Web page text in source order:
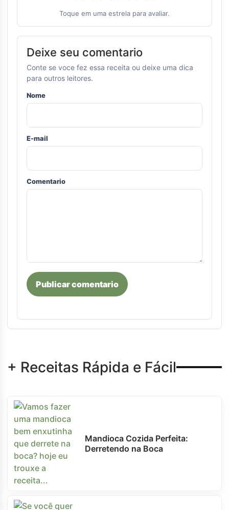
Toque em uma estrela para avaliar.
Deixe seu comentario
Conte se voce fez essa receita ou deixe uma dica
para outros leitores.
Nome
E-mail
Comentario
Publicar comentario
+ Receitas Rápida e Fácil
Mandioca Cozida Perfeita:
Derretendo na Boca